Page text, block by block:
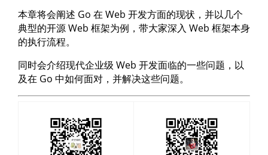
本章将会阐述 Go 在 Web 开发方面的现状，并以几个
典型的开源 Web 框架为例，带大家深入 Web 框架本身
的执行流程。
同时会介绍现代企业级 Web 开发面临的一些问题，以
及在 Go 中如何面对，并解决这些问题。